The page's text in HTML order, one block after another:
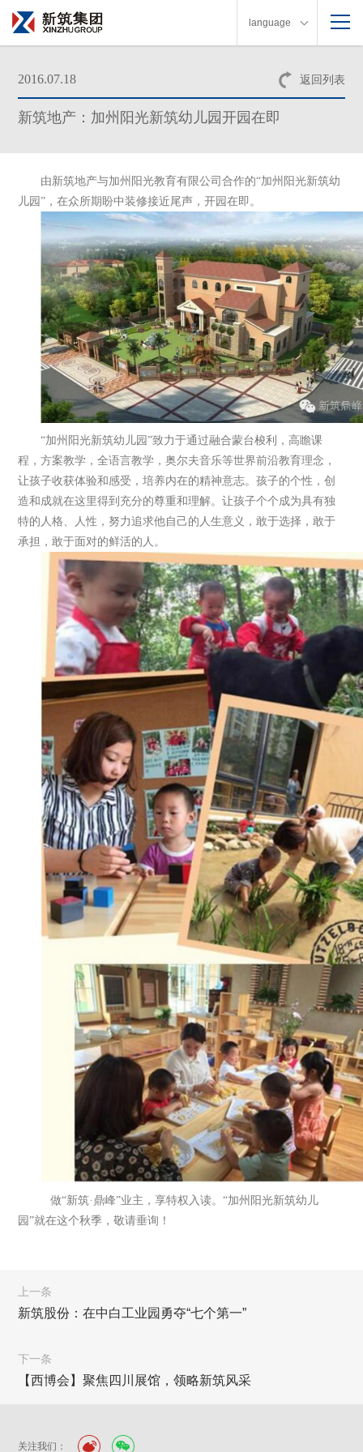
language
返回列表
2016.07.18
新筑地产：加州阳光新筑幼儿园开园在即
由新筑地产与加州阳光教育有限公司合作的“加州阳光新筑幼
儿园”，在众所期盼中装修接近尾声，开园在即。
“加州阳光新筑幼儿园”致力于通过融合蒙台梭利，高瞻课
程，方案教学，全语言教学，奥尔夫音乐等世界前沿教育理念，
让孩子收获体验和感受，培养内在的精神意志。孩子的个性，创
造和成就在这里得到充分的尊重和理解。让孩子个个成为具有独
特的人格、人性，努力追求他自己的人生意义，敢于选择，敢于
承担，敢于面对的鲜活的人。
做“新筑·鼎峰”业主，享特权入读。“加州阳光新筑幼儿
园”就在这个秋季，敬请垂询！
上一条
新筑股份：在中白工业园勇夺“七个第一”
下一条
【西博会】聚焦四川展馆，领略新筑风采
关注我们：